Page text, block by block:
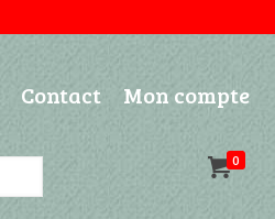
Contact Mon compte
0